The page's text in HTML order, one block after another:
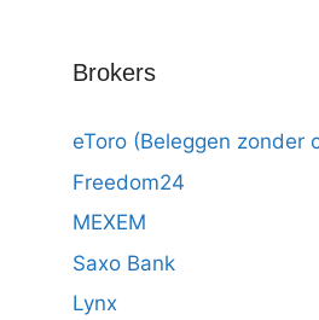
Brokers
eToro (Beleggen zonder
Freedom24
MEXEM
Saxo Bank
Lynx